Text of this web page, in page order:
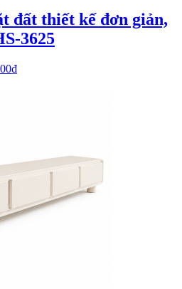
đất thiết kế đơn giản,
3625
₫